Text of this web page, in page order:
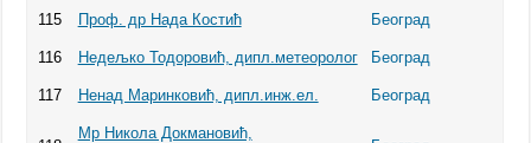
115 Проф. др Нада Костић Београд
116 Недeљко Тодоровић, дипл.метеоролог Београд
117 Ненад Маринковић, дипл.инж.ел. Београд
Мр Никола Докмановић,